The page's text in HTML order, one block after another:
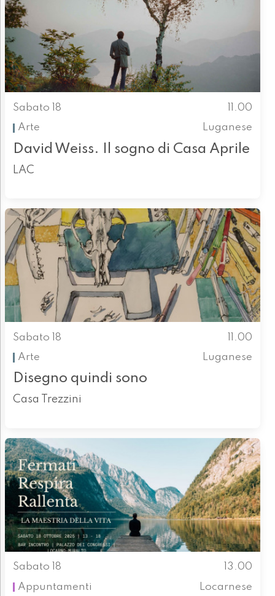
Sabato 18
11.00
Arte
Luganese
David Weiss. Il sogno di Casa Aprile
LAC
Sabato 18
11.00
Arte
Luganese
Disegno quindi sono
Casa Trezzini
Sabato 18
13.00
Appuntamenti
Locarnese